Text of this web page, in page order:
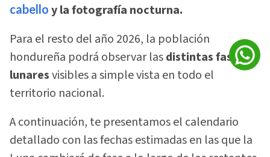
cabello y la fotografía nocturna.
Para el resto del año 2026, la población
hondureña podrá observar lasdistintas fases
lunaresvisibles a simple vista en todo el
territorio nacional.
A continuación, te presentamos el calendario
detallado con las fechas estimadas en las que la